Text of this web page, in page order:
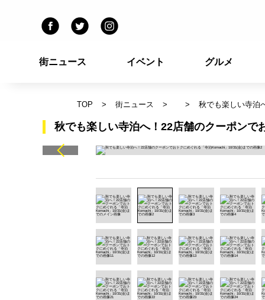
街ニュース イベント グルメ
TOP 街ニュース 秋でも楽しい寺泊
秋でも楽しい寺泊へ！22店舗のクーポン